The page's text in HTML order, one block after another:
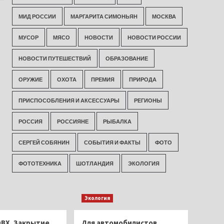
МИД РОССИИ МАРГАРИТА СИМОНЬЯН МОСКВА
МУСОР МЯСО НОВОСТИ НОВОСТИ РОССИИ
НОВОСТИ ПУТЕШЕСТВИЙ ОБРАЗОВАНИЕ
ОРУЖИЕ ОХОТА ПРЕМИЯ ПРИРОДА
ПРИСПОСОБЛЕНИЯ И АКСЕССУАРЫ РЕГИОНЫ
РОССИЯ РОССИЯНЕ РЫБАЛКА
СЕРГЕЙ СОБЯНИН СОБЫТИЯ И ФАКТЫ ФОТО
ФОТОТЕХНИКА ШОТЛАНДИЯ ЭКОЛОГИЯ
Экология